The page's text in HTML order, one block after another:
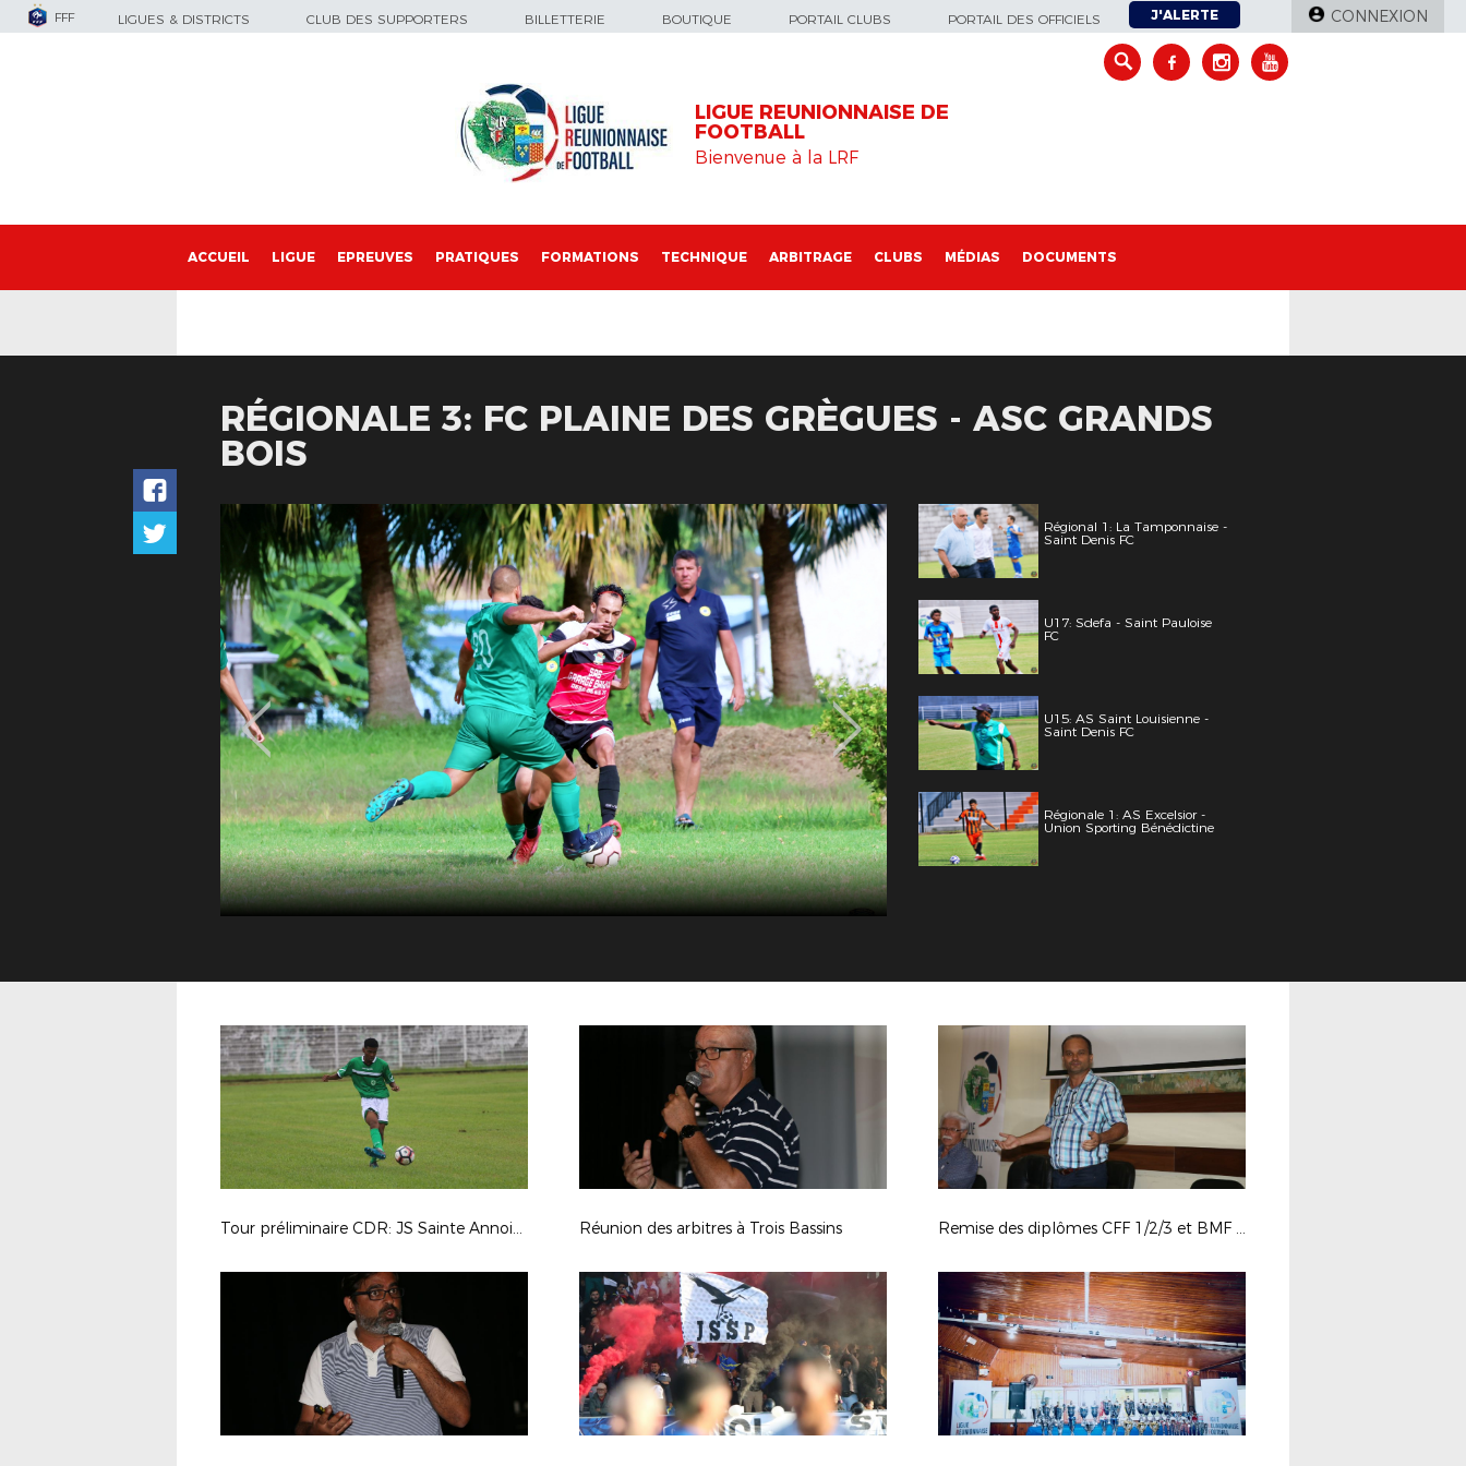
FFF LIGUES & DISTRICTS CLUB DES SUPPORTERS BILLETTERIE BOUTIQUE PORTAIL CLUBS PORTAIL DES OFFICIELS J'ALERTE CONNEXION
LIGUE REUNIONNAISE DE
FOOTBALL
Bienvenue à la LRF
ACCUEIL LIGUE EPREUVES PRATIQUES FORMATIONS TECHNIQUE ARBITRAGE CLUBS MÉDIAS DOCUMENTS
RÉGIONALE 3: FC PLAINE DES GRÈGUES - ASC GRANDS
BOIS
Régional 1: La Tamponnaise -
Saint Denis FC
U17: Sdefa - Saint Pauloise
FC
U15: AS Saint Louisienne -
Saint Denis FC
Régionale 1: AS Excelsior -
Union Sporting Bénédictine
Tour préliminaire CDR: JS Sainte Annoise - AS Saint Louisienne ( 1-2 AP ) Réunion des arbitres à Trois Bassins Remise des diplômes CFF 1/2/3 et BMF 2019 à La Possession